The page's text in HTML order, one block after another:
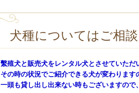
犬種についてはご相
繫殖犬と販売犬をレンタル犬とさせていただ
その時の状況でご紹介できる犬が変わります
一頭も貸し出し出来ない時もございますので